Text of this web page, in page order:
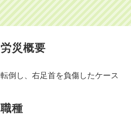
労災概要
転倒し、右足首を負傷したケース
職種